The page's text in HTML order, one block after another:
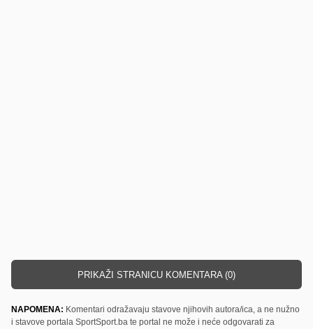
PRIKAŽI STRANICU KOMENTARA (0)
NAPOMENA: Komentari odražavaju stavove njihovih autora/ica, a ne nužno
i stavove portala SportSport.ba te portal ne može i neće odgovarati za